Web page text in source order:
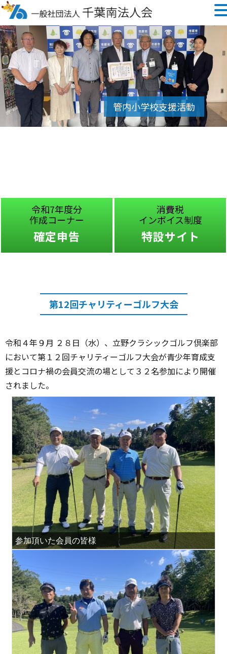
消費税
インボイス制度
特設サイト
チャットボ
ふたば
第12回チャリティーゴルフ大会
令和４年９月 ２８日（水）、立野クラシックゴルフ倶楽部
において第１２回チャリティーゴルフ大会が青少年育成支
援とコロナ禍の会員交流の場として３２名参加により開催
されました。
参加頂いた会員の皆様